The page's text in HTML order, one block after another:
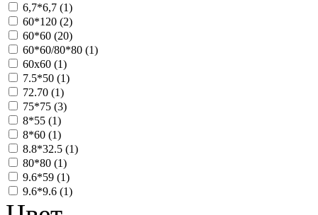
6,7*6,7 (1)
60*120 (2)
60*60 (20)
60*60/80*80 (1)
60х60 (1)
7.5*50 (1)
72.70 (1)
75*75 (3)
8*55 (1)
8*60 (1)
8.8*32.5 (1)
80*80 (1)
9.6*59 (1)
9.6*9.6 (1)